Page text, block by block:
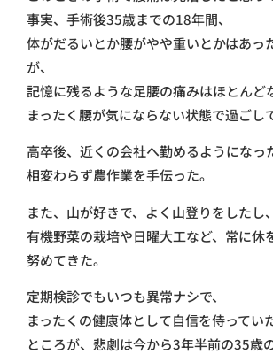
事実、手術後35歳までの18年間、
体がだるいとか腰がやや重いとかはあっ
が、
記憶に残るような足腰の痛みはほとんど
まったく腰が気にならない状態で過ごし
高卒後、近くの会社へ勤めるようになっ
相変わらず農作業を手伝った。
また、山が好きで、よく山登りをしたし、
有機野菜の栽培や日曜大工など、常に休
努めてきた。
定期検診でもいつも異常ナシで、
まったくの健康体として自信を侍ってい
ところが、悲劇は今から3年半前の35歳